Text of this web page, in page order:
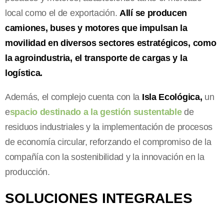
local como el de exportación. Allí se producen
camiones, buses y motores que impulsan la
movilidad en diversos sectores estratégicos, como
la agroindustria, el transporte de cargas y la
logística.
Además, el complejo cuenta con la Isla Ecológica, un
espacio destinado a la gestión sustentablede
residuos industriales y la implementación de procesos
de economía circular, reforzando el compromiso de la
compañía con la sostenibilidad y la innovación en la
producción.
SOLUCIONES INTEGRALES